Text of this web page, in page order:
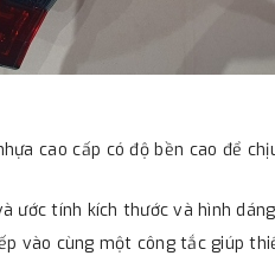
cao cấp có độ bền cao để
ước tính kích thước và hình
vào cùng một công tắc giúp